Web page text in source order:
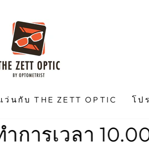
นกับ THE ZETT OPTIC โป
ลา 10.00 น. -